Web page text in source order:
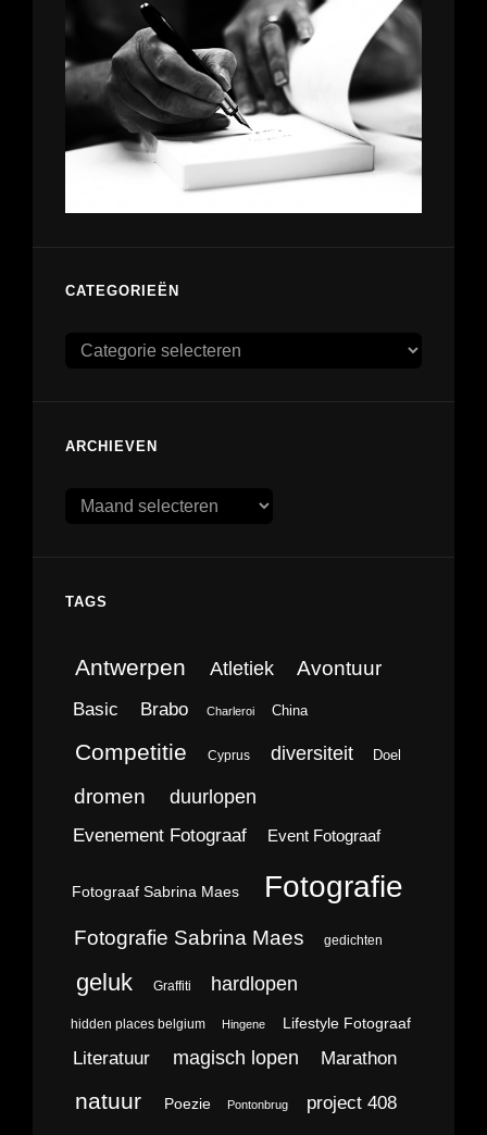
CATEGORIEËN
Categorieën
ARCHIEVEN
Archieven
TAGS
Antwerpen Atletiek Avontuur
Basic Brabo Charleroi China
Competitie Cyprus diversiteit Doel
dromen duurlopen
Evenement Fotograaf Event Fotograaf
Fotograaf Sabrina Maes Fotografie
Fotografie Sabrina Maes gedichten
geluk Graffiti hardlopen
hidden places belgium Hingene Lifestyle Fotograaf
Literatuur magisch lopen Marathon
natuur Poezie Pontonbrug project 408